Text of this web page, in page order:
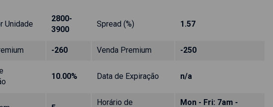
Unidade
2800-
3900
Spread (%) 1.57
-260 Venda Premium -250
10.00% Data de Expiração n/a
Horário de
Mon - Fri: 7am -